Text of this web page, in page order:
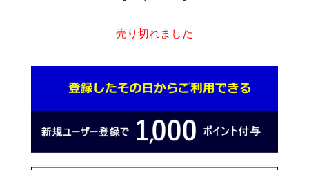
売り切れました